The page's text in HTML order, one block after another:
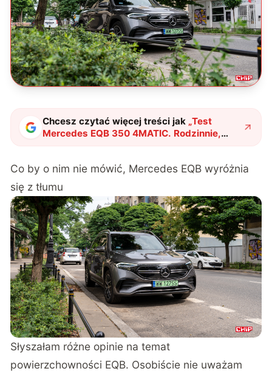
Chcesz czytać więcej treści jak „Test
Mercedes EQB 350 4MATIC. Rodzinnie,
bezpiecznie i na prąd"?
Co by o nim nie mówić, Mercedes EQB wyróżnia
się z tłumu
Słyszałam różne opinie na temat
powierzchowności EQB. Osobiście nie uważam